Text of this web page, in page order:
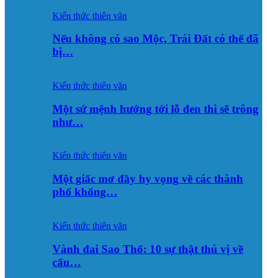
Kiến thức thiên văn
Nếu không có sao Mộc, Trái Đất có thể đã
bị…
Kiến thức thiên văn
Một sứ mệnh hướng tới lỗ đen thì sẽ trông
như…
Kiến thức thiên văn
Một giấc mơ đầy hy vọng về các thành
phố khổng…
Kiến thức thiên văn
Vành đai Sao Thổ: 10 sự thật thú vị về
cấu…